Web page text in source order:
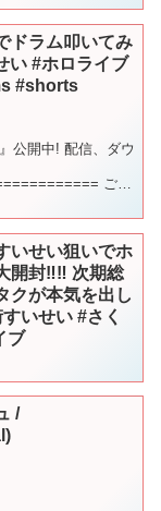
ドラム叩いてみ
い #ホロライブ
#shorts
公開中! 配信、ダウ
ご本
いせい狙いでホ
開封‼︎‼︎ 次期総
クが本気を出し
いせい #さく
ブ
/